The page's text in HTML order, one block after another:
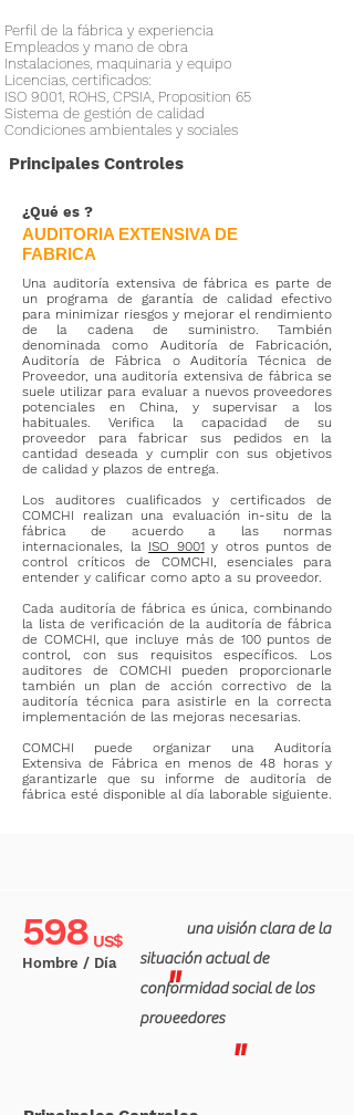
Perfil de la fábrica y experiencia
Empleados y mano de obra
Instalaciones, maquinaria y equipo
Licencias, certificados:
ISO 9001, ROHS, CPSIA, Proposition 65
Sistema de gestión de calidad
Condiciones ambientales y sociale​s
Principales Controles
¿Qué es ?
AUDITORIA EXTENSIVA DE
FABRICA
Una auditoría extensiva de fábrica es parte de
un programa de garantía de calidad efectivo
para minimizar riesgos y mejorar el rendimiento
de la cadena de suministro. También
denominada como Auditoría de Fabricación,
Auditoría de Fábrica o Auditoría Técnica de
Proveedor, una auditoría extensiva de fábrica se
suele utilizar para evaluar a nuevos proveedores
potenciales en China, y supervisar a los
habituales. Verifica la capacidad de su
proveedor para fabricar sus pedidos en la
cantidad deseada y cumplir con sus objetivos
de calidad y plazos de entrega.
Los auditores cualificados y certificados de
COMCHI realizan una evaluación in-situ de la
fábrica de acuerdo a las normas
internacionales, la ISO 9001y otros puntos de
control críticos de COMCHI, esenciales para
entender y calificar como apto a su proveedor.
Cada auditoría de fábrica es única, combinando
la lista de verificación de la auditoría de fábrica
de COMCHI, que incluye más de 100 puntos de
control, con sus requisitos específicos. Los
auditores de COMCHI pueden proporcionarle
también un plan de acción correctivo de la
auditoría técnica para asistirle en la correcta
implementación de las mejoras necesarias.
COMCHI puede organizar una Auditoría
Extensiva de Fábrica en menos de 48 horas y
garantizarle que su informe de auditoría de
fábrica esté disponible al día laborable siguiente.
598
Hombre / Día
US$
"
una visión clara de la
situación actual de
conformidad social de los
proveedores
"